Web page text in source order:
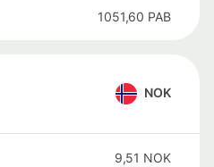
1051,60 PAB
NOK
9,51 NOK